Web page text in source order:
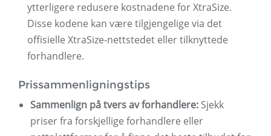
ytterligere redusere kostnadene for XtraSize.
Disse kodene kan være tilgjengelige via det
offisielle XtraSize-nettstedet eller tilknyttede
forhandlere.
Prissammenligningstips
Sammenlign på tvers av forhandlere: Sjekk
priser fra forskjellige forhandlere eller